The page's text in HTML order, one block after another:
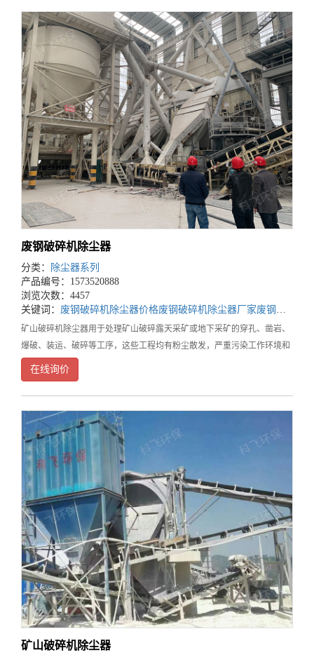
废钢破碎机除尘器
分类：
除尘器系列
产品编号：1573520888
浏览次数：4457
关键词： 废钢破碎机除尘器价格废钢破碎机除尘器厂家废钢破碎机除尘器公司
矿山破碎机除尘器用于处理矿山破碎露天采矿或地下采矿的穿孔、凿岩、
爆破、装运、破碎等工序，这些工程均有粉尘散发，严重污染工作环境和
大气环境。破碎机除尘器的工作好坏，不仅直接影响到除尘系统的可靠运
行，还关系到生产系统的正常运行、车间厂区和周边居
在线询价
矿山破碎机除尘器